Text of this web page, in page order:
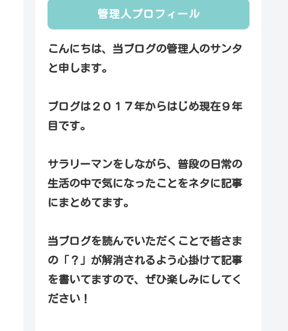
管理人プロフィール
こんにちは、当ブログの管理人のサンタ
と申します。
ブログは２０１７年からはじめ現在９年
目です。
サラリーマンをしながら、普段の日常の
生活の中で気になったことをネタに記事
にまとめてます。
当ブログを読んでいただくことで皆さま
の「？」が解消されるよう心掛けて記事
を書いてますので、ぜひ楽しみにしてく
ださい！